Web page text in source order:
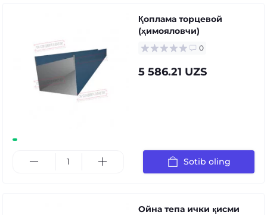
Қоплама торцевой
(ҳимояловчи)
0
5 586.21 UZS
Sotib oling
Ойна тепа ички қисми